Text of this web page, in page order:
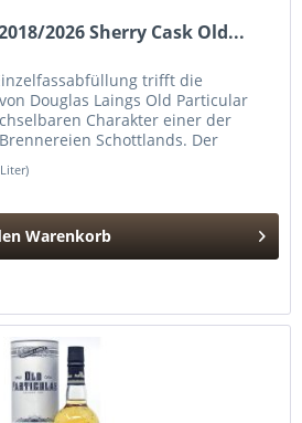
2026 Sherry Cask Old...
trifft die
Douglas Laings Old Particular
Charakter einer der
Schottlands. Der
Warenkorb